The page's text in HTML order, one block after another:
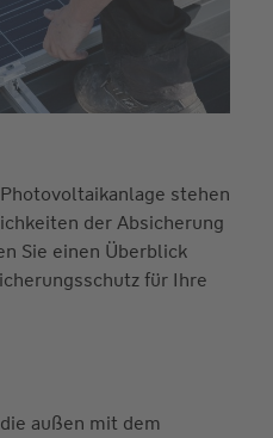
stehen
der Absicherung
Sie einen Überblick
für Ihre
außen mit dem